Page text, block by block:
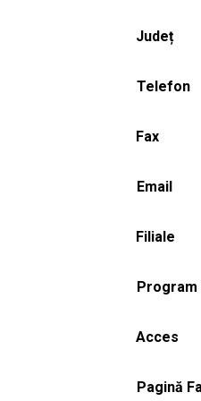
Județ
Telefon
Fax
Email
Filiale
Acces
Pagină